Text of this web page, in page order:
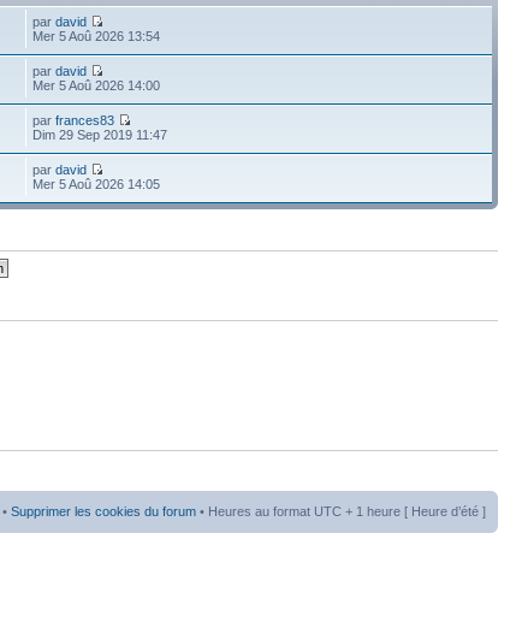
pardavid
Mer 5 Aoû 2026 13:54
pardavid
Mer 5 Aoû 2026 14:00
parfrances83
Dim 29 Sep 2019 11:47
pardavid
Mer 5 Aoû 2026 14:05
• Supprimer les cookies du forum • Heures au format UTC + 1 heure [ Heure d’été ]